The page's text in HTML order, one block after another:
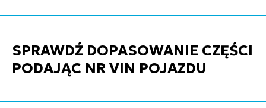
SPRAWDŹ DOPASOWANIE CZĘŚCI
PODAJĄC NR VIN POJAZDU